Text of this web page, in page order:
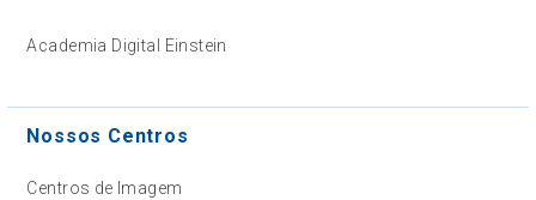
Academia Digital Einstein
Nossos Centros
Centros de Imagem